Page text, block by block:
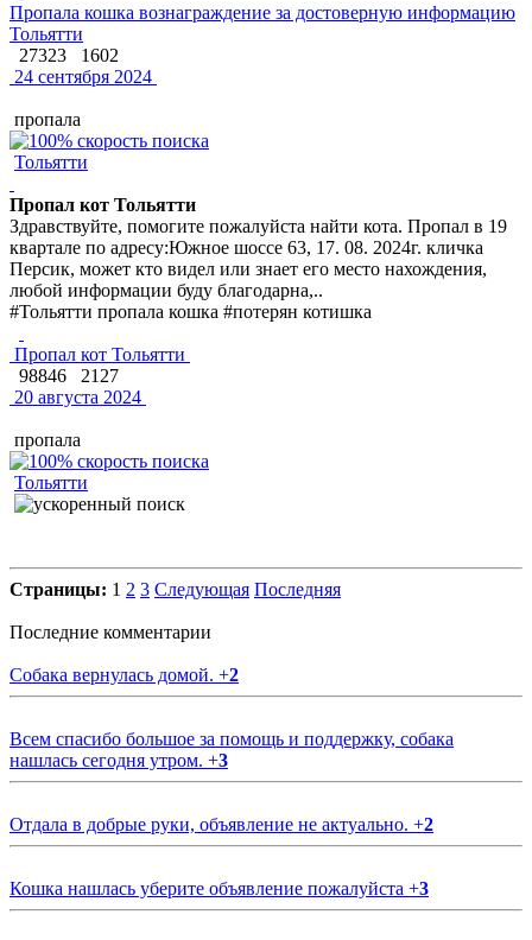
Пропала кошка вознаграждение за достоверную информацию
Тольятти
27323
1602
24 сентября 2024
пропала
Тольятти
Пропал кот Тольятти
Здравствуйте, помогите пожалуйста найти кота. Пропал в 19
квартале по адресу:Южное шоссе 63, 17. 08. 2024г. кличка
Персик, может кто видел или знает его место нахождения,
любой информации буду благодарна,..
#Тольятти пропала кошка #потерян котишка
Пропал кот Тольятти
98846
2127
20 августа 2024
пропала
Тольятти
Страницы: 1 2 3 Следующая Последняя
Последние комментарии
Собака вернулась домой. +2
Всем спасибо большое за помощь и поддержку, собака
нашлась сегодня утром. +3
Отдала в добрые руки, объявление не актуально. +2
Кошка нашлась уберите объявление пожалуйста +3